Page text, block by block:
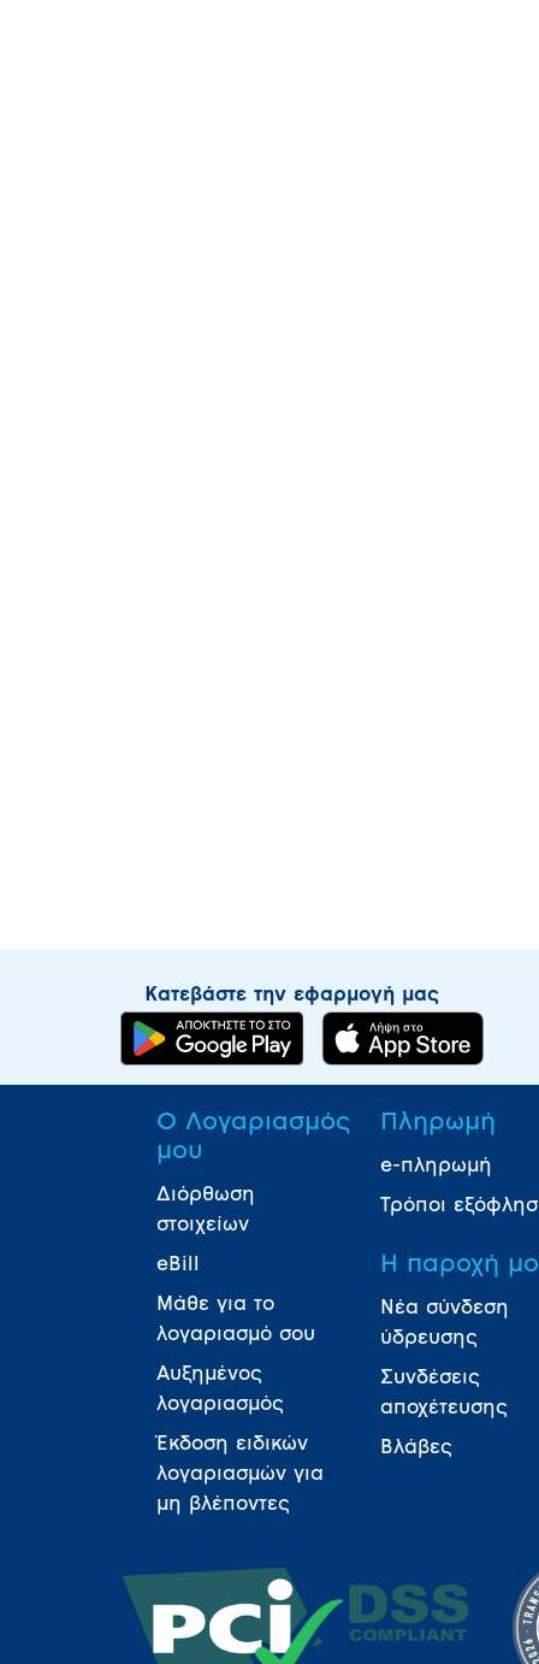
Κατεβάστε την εφαρμογή μας
Ο Λογαριασμός
μου
Διόρθωση
στοιχείων
eBill
Μάθε για το
λογαριασμό σου
Αυξημένος
λογαριασμός
Έκδοση ειδικών
λογαριασμών για
μη βλέποντες
Πληρωμή
e-πληρωμή
Τρόποι
Η παροχή
Νέα σύνδεση
ύδρευσης
Συνδέσεις
αποχέτευσης
Βλάβες